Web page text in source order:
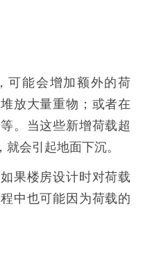
可能会增加额外的荷
放大量重物；或者在
。当这些新增荷载超
会引起地面下沉。
果楼房设计时对荷载
中也可能因为荷载的